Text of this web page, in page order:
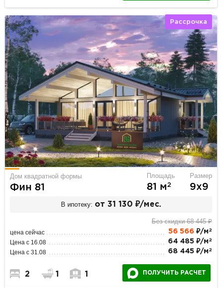
Рассрочка
Дом квадратной формы
Фин 81
Площадь
81 м2
Размер
9х9
В ипотеку: от 31 130 ₽/мес.
Без скидки 68 445 ₽
цена сейчас 56 566 ₽/м 2
Цена с 16.08 64 485 ₽/м 2
Цена с 31.08 68 445 ₽/м 2
2 1 1 ПОЛУЧИТЬ РАСЧЕТ